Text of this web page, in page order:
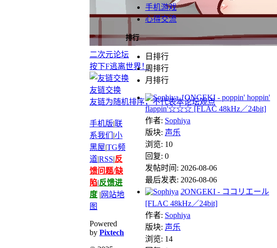
手机游戏
心得交流
排行
日排行
周排行
月排行
1ONGEKI - poppin' hoppin'
flappin'☆☆☆ [FLAC 48kHz／24bit]
作者: Sophiya
版块: 声乐
浏览: 10
回复: 0
发帖时间: 2026-08-06
最后发表: 2026-08-06
2ONGEKI - ココリエール
[FLAC 48kHz／24bit]
作者: Sophiya
版块: 声乐
浏览: 14
二次元论坛
按下F逃离世界！
友链交换
友链为随机排序，不代表本论坛观点
手机版|联
系我们 |小
黑屋|TG频
道|RSS|反
馈问题/缺
陷|反馈进
度 | 网站地
图
Powered
by Pixtech